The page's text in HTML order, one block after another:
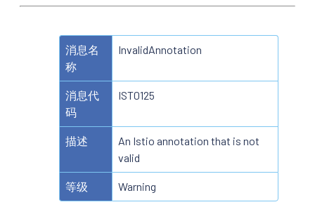
消息名
称
InvalidAnnotation
消息代
码
IST0125
描述
An Istio annotation that is not
valid
等级 Warning